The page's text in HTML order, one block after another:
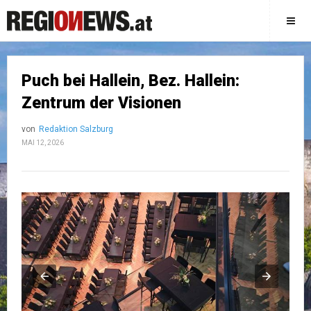
Puch bei Hallein, Bez. Hallein:
Zentrum der Visionen
von Redaktion Salzburg
MAI 12, 2026